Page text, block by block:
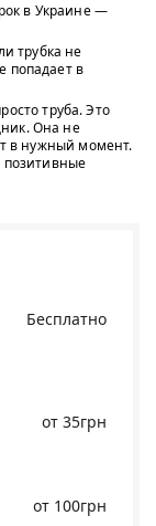
в Украине —
трубка не
попадает в
труба. Это
Она не
в нужный момент.
позитивные
Бесплатно
от 35грн
от 100грн